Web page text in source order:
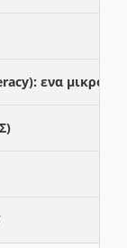
ενα μικρο